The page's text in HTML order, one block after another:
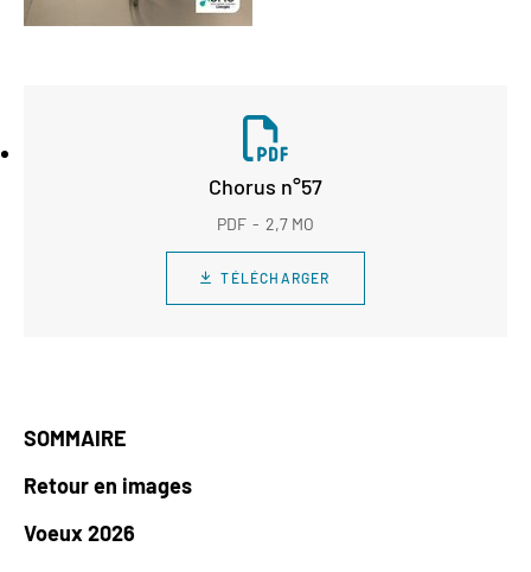
Chorus n°57
PDF 2,7 MO
TÉLÉCHARGER
SOMMAIRE
Retour en images
Voeux 2026